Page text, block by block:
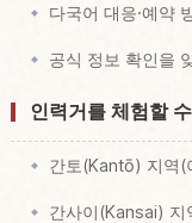
다국어 대응·예약
공식 정보 확인을
인력거를 체험할
간토(Kantō) 지역(
간사이(Kansai) 지